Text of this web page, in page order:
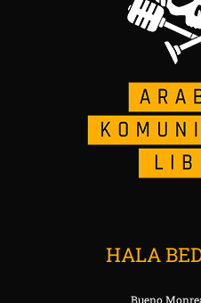
HALA
Bueno